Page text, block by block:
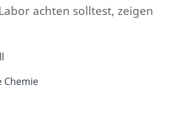
achten solltest, zeigen
Chemie